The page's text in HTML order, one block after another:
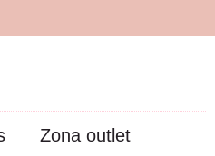
Zona outlet